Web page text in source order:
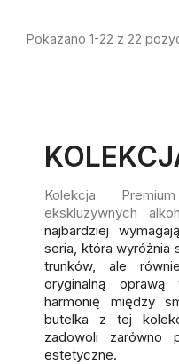
Pokazano 1-22 z 22
Kolekcja Premium
ekskluzywnych
najbardziej
seria, która wyróżnia
trunków, ale
oryginalną oprawą
harmonię między
butelka z tej
zadowoli zarówno
estetyczne.